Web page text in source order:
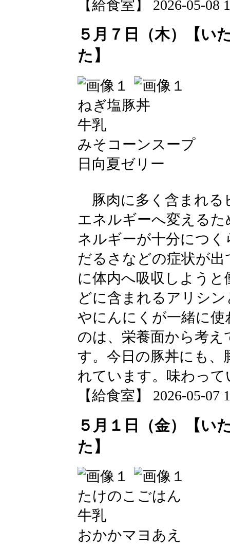
【給食室】 2026-05-08
５月７日（木）【い
た】
ねぎ塩豚丼
牛乳
みそコーンスープ
日向夏ゼリー
豚肉に多く含まれる
エネルギーへ変える
ネルギーが十分につ
だるさなどの症状が
に体内へ吸収しよう
どに含まれるアリシ
やにんにくが一緒に
のは、栄養面から考
す。今日の豚丼にも
れています。味わっ
【給食室】 2026-05-07
５月１日（金）【い
た】
たけのこごはん
牛乳
おかかマヨあえ